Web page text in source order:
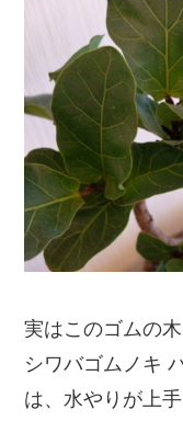
実はこのゴムの
シワバゴムノキ
は、水やりが上